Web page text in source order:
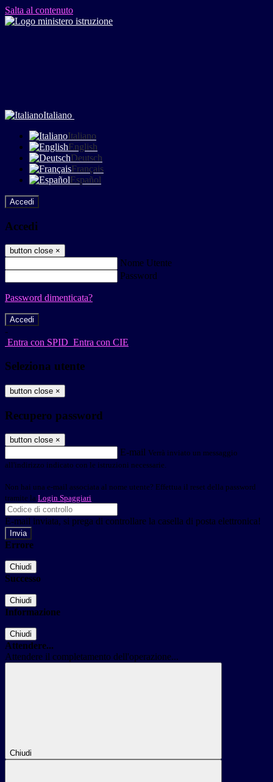
Salta al contenuto
Italiano
Italiano
English
Deutsch
Français
Español
Accedi
Accedi
button close ×
Nome Utente
Password
Password dimenticata?
-
Entra con SPID Entra con CIE
Seleziona utente
button close ×
Recupero password
button close ×
E-mail Verrà inviato un messaggio
all'indirizzo indicato con le istruzioni necessarie.
Non hai una e-mail associata al nome utente? Effettua il reset della password
tramite la Login Spaggiari
E-mail inviata, si prega di controllare la casella di posta elettronica!
Errore
Chiudi
Successo
Chiudi
Informazione
Chiudi
Attendere...
Attendere il completamento dell'operazione...
Chiudi